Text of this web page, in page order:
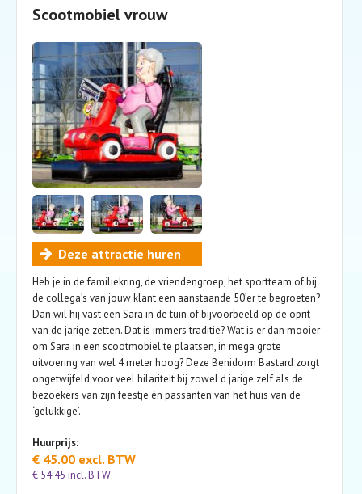
Scootmobiel vrouw
Deze attractie huren
Heb je in de familiekring, de vriendengroep, het sportteam of bij
de collega’s van jouw klant een aanstaande 50’er te begroeten?
Dan wil hij vast een Sara in de tuin of bijvoorbeeld op de oprit
van de jarige zetten. Dat is immers traditie? Wat is er dan mooier
om Sara in een scootmobiel te plaatsen, in mega grote
uitvoering van wel 4 meter hoog? Deze Benidorm Bastard zorgt
ongetwijfeld voor veel hilariteit bij zowel d jarige zelf als de
bezoekers van zijn feestje én passanten van het huis van de
‘gelukkige’.
Huurprijs:
€ 45.00 excl. BTW
€ 54.45 incl. BTW